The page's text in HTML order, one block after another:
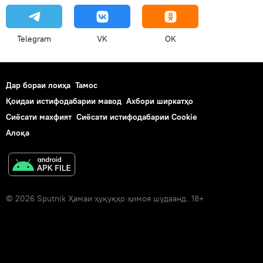
Telegram VK OK
Дар бораи лоиҳа Тамос
Қоидаи истифодабарии мавод Ахбори ширкатҳо
Сиёсати махфият Сиёсати истифодабарии Cookie
Алоқа
© 2026 Sputnik Ҳамаи ҳуқуқҳо ҳимоя шудаанд. 18+